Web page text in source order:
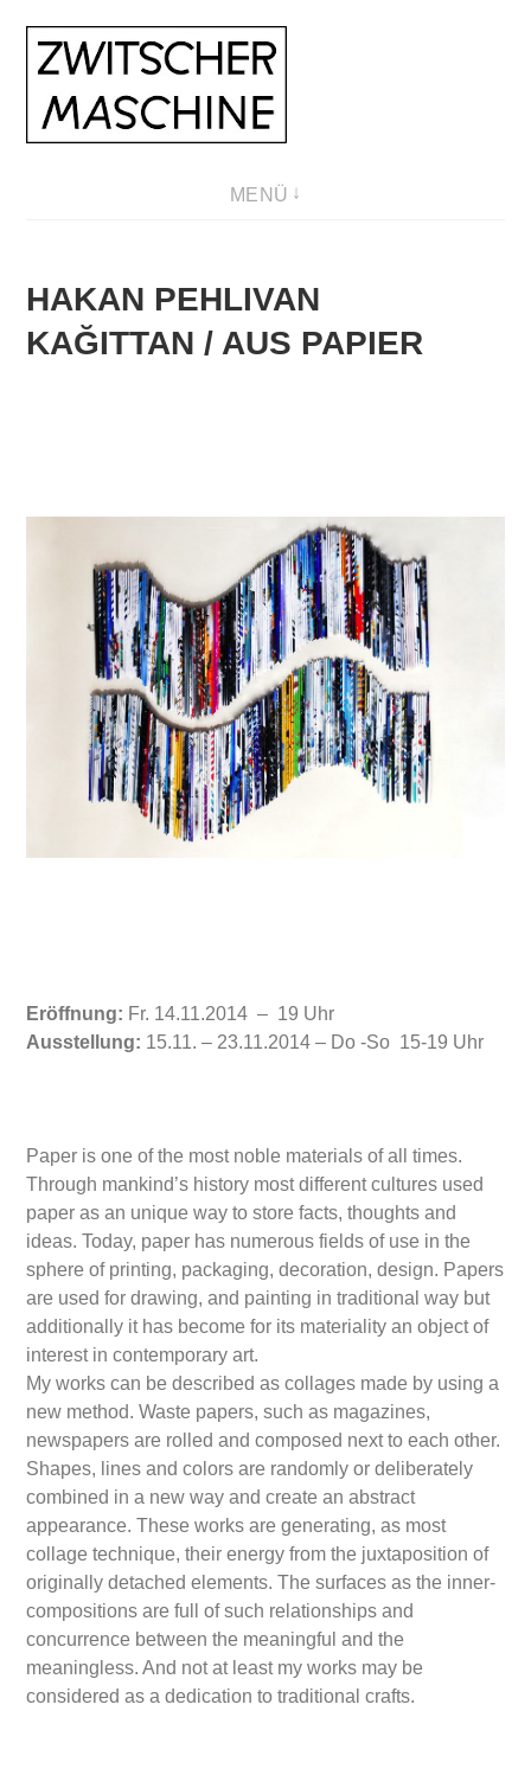
Direkt
zum
Inhalt
MENÜ
HAKAN PEHLIVAN
KAĞITTAN / AUS PAPIER
Eröffnung: Fr. 14.11.2014 – 19 Uhr
Ausstellung: 15.11. – 23.11.2014 – Do -So 15-19 Uhr
Paper is one of the most noble materials of all times.
Through mankind’s history most different cultures used
paper as an unique way to store facts, thoughts and
ideas. Today, paper has numerous fields of use in the
sphere of printing, packaging, decoration, design. Papers
are used for drawing, and painting in traditional way but
additionally it has become for its materiality an object of
interest in contemporary art.
My works can be described as collages made by ​​using a
new method. Waste papers, such as magazines,
newspapers are rolled and composed next to each other.
Shapes, lines and colors are randomly or deliberately
combined in a new way and create an abstract
appearance. These works are generating, as most
collage technique, their energy from the juxtaposition of
originally detached elements. The surfaces as the inner-
compositions are full of such relationships and
concurrence between the meaningful and the
meaningless. And not at least my works may be
considered as a dedication to traditional crafts.